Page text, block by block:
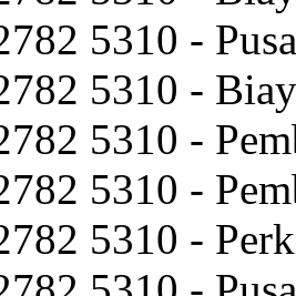
5310 -
5310 -
5310 -
5310 -
5310 -